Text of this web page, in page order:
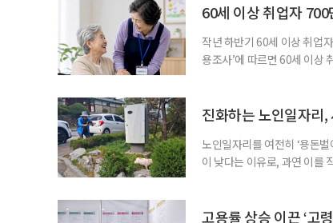
득 보장 강화를 위해 기금형
60세 이상 취업자
작년 하반기 60세 이상 취업
용조사’에 따르면 60세 이
증가하고, 음식점 및 주점업
진화하는 노인일자리
노인일자리를 여전히 ‘용돈
이 낮다는 이유로, 과연 이를
만점에 4.10점이었고, 참여
고용률 상승 이끈 ‘고